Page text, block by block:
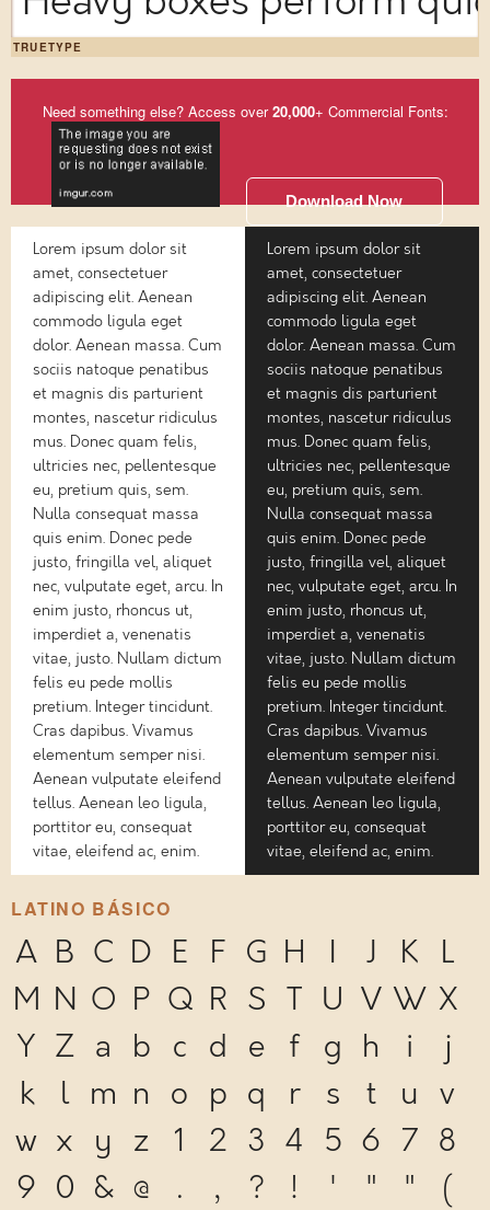
TRUETYPE
Need something else? Access over20,000+ Commercial Fonts:
Download Now
Lorem ipsum dolor sit
amet, consectetuer
adipiscing elit. Aenean
commodo ligula eget
dolor. Aenean massa. Cum
sociis natoque penatibus
et magnis dis parturient
montes, nascetur ridiculus
mus. Donec quam felis,
ultricies nec, pellentesque
eu, pretium quis, sem.
Nulla consequat massa
quis enim. Donec pede
justo, fringilla vel, aliquet
nec, vulputate eget, arcu. In
enim justo, rhoncus ut,
imperdiet a, venenatis
vitae, justo. Nullam dictum
felis eu pede mollis
pretium. Integer tincidunt.
Cras dapibus. Vivamus
elementum semper nisi.
Aenean vulputate eleifend
tellus. Aenean leo ligula,
porttitor eu, consequat
vitae, eleifend ac, enim.
Lorem ipsum dolor sit
amet, consectetuer
adipiscing elit. Aenean
commodo ligula eget
dolor. Aenean massa. Cum
sociis natoque penatibus
et magnis dis parturient
montes, nascetur ridiculus
mus. Donec quam felis,
ultricies nec, pellentesque
eu, pretium quis, sem.
Nulla consequat massa
quis enim. Donec pede
justo, fringilla vel, aliquet
nec, vulputate eget, arcu. In
enim justo, rhoncus ut,
imperdiet a, venenatis
vitae, justo. Nullam dictum
felis eu pede mollis
pretium. Integer tincidunt.
Cras dapibus. Vivamus
elementum semper nisi.
Aenean vulputate eleifend
tellus. Aenean leo ligula,
porttitor eu, consequat
vitae, eleifend ac, enim.
LATINO BÁSICO
A B C D E F G H I J K
L
M N O P Q R S T U V W X
Y Z a b c d e f g h i
j
k
l m n o p q r s t u
v
w x y z 1 2 3 4 5 6 7
8
9 0 & @ . , ? ! ' " "
(